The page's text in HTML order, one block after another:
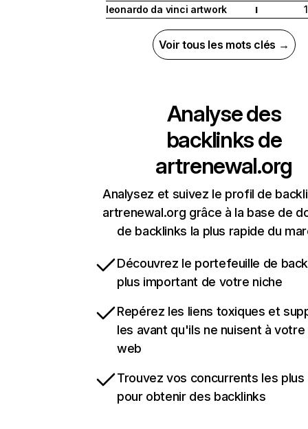
leonardo da vinci artwork
I 1
Voir tous les mots clés →
Analyse des
backlinks de
artrenewal.org
Analysez et suivez le profil de
artrenewal.org grâce à la base de
de backlinks la plus rapide du
Découvrez le portefeuille de
plus important de votre niche
Repérez les liens toxiques et
les avant qu'ils ne nuisent à
web
Trouvez vos concurrents les
pour obtenir des backlinks